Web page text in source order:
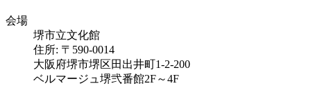
会場
堺市立文化館
住所: 〒590-0014
大阪府堺市堺区田出井町1-2-200
ベルマージュ堺弐番館2F～4F